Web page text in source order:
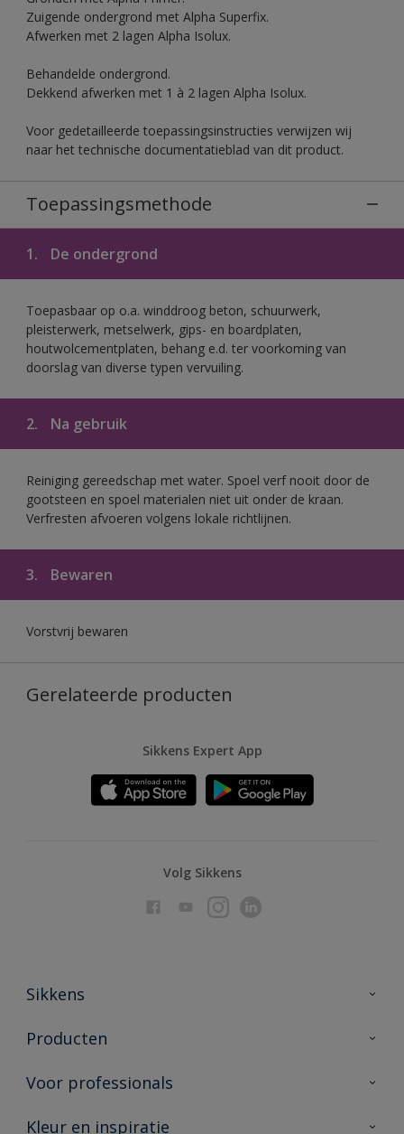
Zuigende ondergrond met Alpha Superfix.
Afwerken met 2 lagen Alpha Isolux.
Behandelde ondergrond.
Dekkend afwerken met 1 à 2 lagen Alpha Isolux.
Voor gedetailleerde toepassingsinstructies verwijzen wij
naar het technische documentatieblad van dit product.
Toepassingsmethode
1. De ondergrond
Toepasbaar op o.a. winddroog beton, schuurwerk,
pleisterwerk, metselwerk, gips- en boardplaten,
houtwolcementplaten, behang e.d. ter voorkoming van
doorslag van diverse typen vervuiling.
2. Na gebruik
Reiniging gereedschap met water. Spoel verf nooit door de
gootsteen en spoel materialen niet uit onder de kraan.
Verfresten afvoeren volgens lokale richtlijnen.
3. Bewaren
Vorstvrij bewaren
Gerelateerde producten
Sikkens Expert App
Volg Sikkens
Sikkens
Over Sikkens
Duurzaamheid
Producten
Producten voor binnen
Vind je verkooppunt
Voor professionals
Advies & service
Kleur en inspiratie